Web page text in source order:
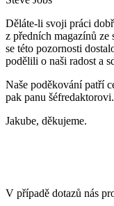
Děláte-li svoji práci
z předních magazínů
se této pozornosti
podělili o naši radost a
Naše poděkování patří
pak panu šéfredaktorovi.
Jakube, děkujeme.
V případě dotazů nás